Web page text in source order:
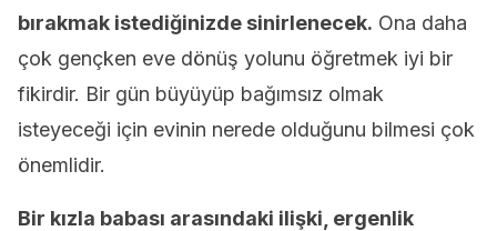
bırakmak istediğinizde sinirlenecek. Ona daha
çok gençken eve dönüş yolunu öğretmek iyi bir
fikirdir. Bir gün büyüyüp bağımsız olmak
isteyeceği için evinin nerede olduğunu bilmesi çok
önemlidir.
Bir kızla babası arasındaki ilişki, ergenlik